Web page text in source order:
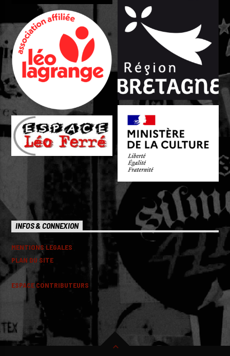
INFOS & CONNEXION
MENTIONS LEGALES
PLAN DU SITE
ESPACE CONTRIBUTEURS